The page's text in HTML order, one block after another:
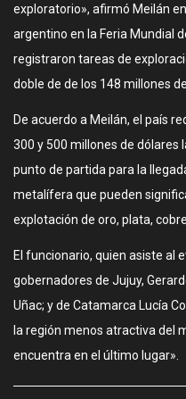
exploratorio», afirmó Meilán
argentino en la Feria Mundial
registraron tareas de
doble de de los 148 millones
De acuerdo a Meilán, el país
300 y 500 millones de dólares
punto de partida para la
metalífera que pueden
explotación de oro, plata,
El funcionario, quien asiste al
gobernadores de Jujuy,
Uñac; y de Catamarca Lucía
la región menos atractiva del
encuentra en el último lugar».